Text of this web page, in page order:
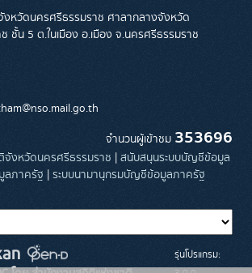
หวัดนครศรีธรรมราช ศาลากลางจังหวัด
ชั้น 5 ต.ในเมือง อ.เมือง จ.นครศรีธรรมราช
จำนวนผู้เข้าชม 353696
จังหวัดนครศรีธรรมราช | สนับสนุนระบบบัญชีข้อมูล
ลภาครัฐ | ระบบนามานุกรมบัญชีข้อมูลภาครัฐ
รุ่นโปรแกรม: